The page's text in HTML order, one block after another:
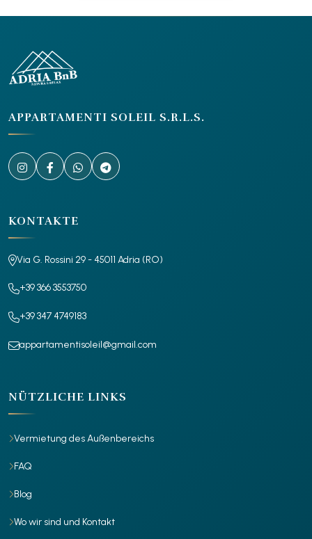
APPARTAMENTI SOLEIL S.R.L.S.
KONTAKTE
Via G. Rossini 29 - 45011 Adria (RO)
+39 366 3553750
+39 347 4749183
appartamentisoleil@gmail.com
NÜTZLICHE LINKS
Vermietung des Außenbereichs
FAQ
Blog
Wo wir sind und Kontakt